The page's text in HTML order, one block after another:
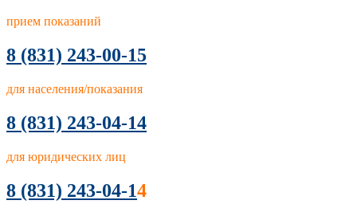
прием показаний
8 (831) 243-00-15
для населения/показания
8 (831) 243-04-14
для юридических лиц
8 (831) 243-04-14